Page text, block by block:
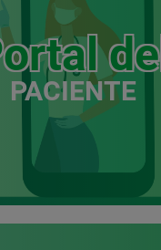
del
PACIENTE